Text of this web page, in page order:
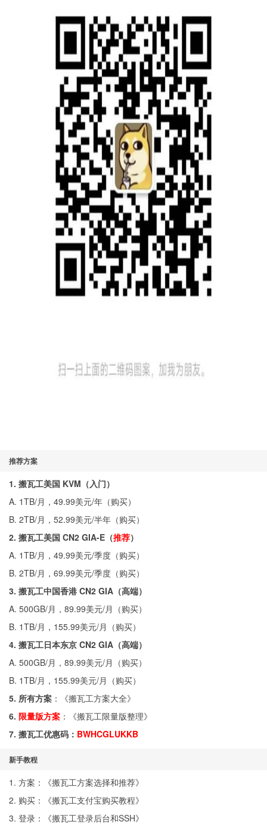
推荐方案
1. 搬瓦工美国 KVM（入门）
A. 1TB/月，49.99美元/年（购买）
B. 2TB/月，52.99美元/半年（购买）
2. 搬瓦工美国 CN2 GIA-E（推荐）
A. 1TB/月，49.99美元/季度（购买）
B. 2TB/月，69.99美元/季度（购买）
3. 搬瓦工中国香港 CN2 GIA（高端）
A. 500GB/月，89.99美元/月（购买）
B. 1TB/月，155.99美元/月（购买）
4. 搬瓦工日本东京 CN2 GIA（高端）
A. 500GB/月，89.99美元/月（购买）
B. 1TB/月，155.99美元/月（购买）
5. 所有方案 ：《搬瓦工方案大全》
6. 限量版方案 ：《搬瓦工限量版整理》
7. 搬瓦工优惠码： BWHCGLUKKB
新手教程
1. 方案：《搬瓦工方案选择和推荐》
2. 购买：《搬瓦工支付宝购买教程》
3. 登录：《搬瓦工登录后台和SSH》